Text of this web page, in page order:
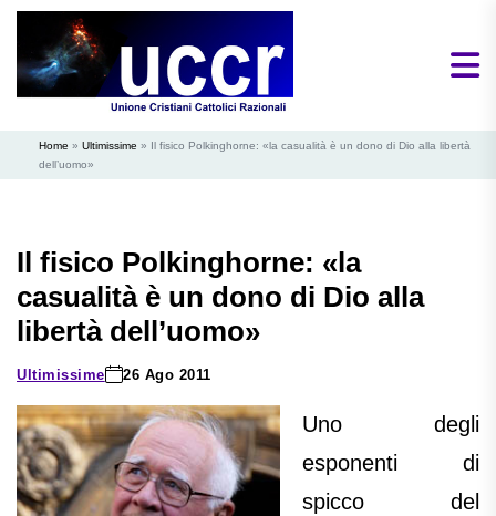
Home » Ultimissime » Il fisico Polkinghorne: «la casualità è un dono di Dio alla libertà
dell’uomo»
Il fisico Polkinghorne: «la
casualità è un dono di Dio alla
libertà dell’uomo»
Ultimissime 26 Ago 2011
Uno degli
esponenti di
spicco del